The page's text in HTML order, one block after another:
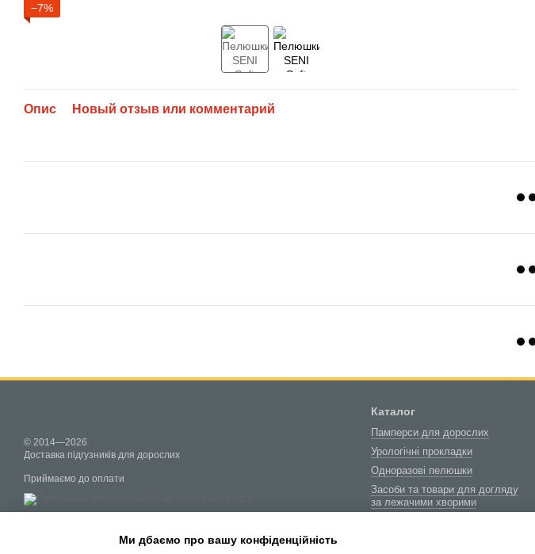
−7%
Опис Новый отзыв или комментарий
© 2014—2026
Доставка підгузників для дорослих
Приймаємо до оплати
Каталог
Памперси для дорослих
Урологічні прокладки
Одноразові пелюшки
Засоби та товари для догляду
за лежачими хворими
Ми дбаємо про вашу конфіденційність